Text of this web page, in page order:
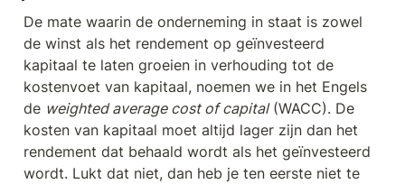
De mate waarin de onderneming in staat is zowel
de winst als het rendement op geïnvesteerd
kapitaal te laten groeien in verhouding tot de
kostenvoet van kapitaal, noemen we in het Engels
de weighted average cost of capital (WACC). De
kosten van kapitaal moet altijd lager zijn dan het
rendement dat behaald wordt als het geïnvesteerd
wordt. Lukt dat niet, dan heb je ten eerste niet te